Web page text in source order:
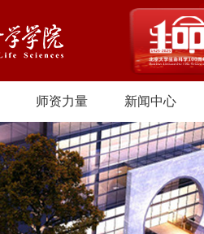
师资力量 新闻中心